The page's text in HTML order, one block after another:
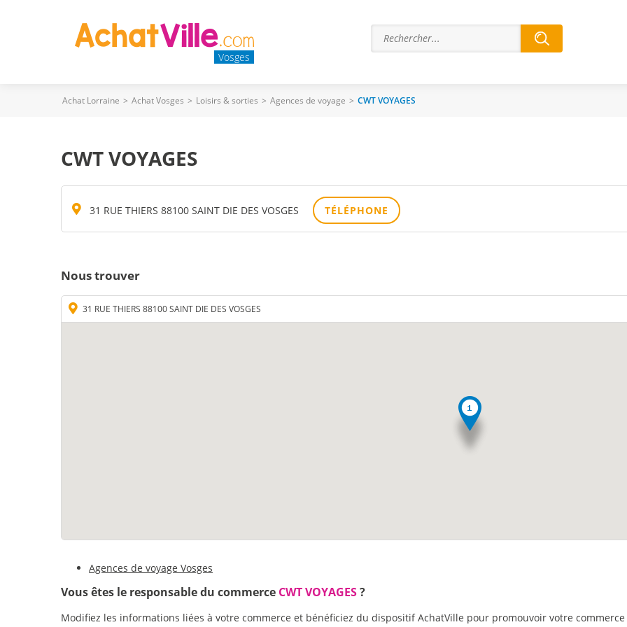
Vosges
Achat Lorraine > Achat Vosges > Loisirs & sorties > Agences de voyage > CWT VOYAGES
CWT VOYAGES
31 RUE THIERS 88100 SAINT DIE DES VOSGES TÉLÉPHONE
Nous trouver
31 RUE THIERS 88100 SAINT DIE DES VOSGES
Agences de voyage Vosges
Vous êtes le responsable du commerce CWT VOYAGES?
Modifiez les informations liées à votre commerce et bénéficiez du dispositif AchatVille pour promouvoir votre